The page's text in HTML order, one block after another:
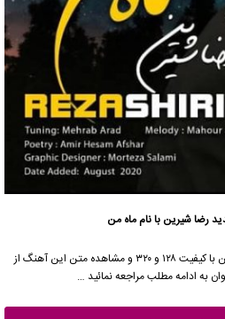
رضا شیرین با نام ماه من
جهت دانلود آهنگ ماه من از رضا شیرین با کیفیت ۱۲۸ و ۳۲۰ و مشاهده متن این آهنگ از
به ادامه مطلب مراجعه نمائید …